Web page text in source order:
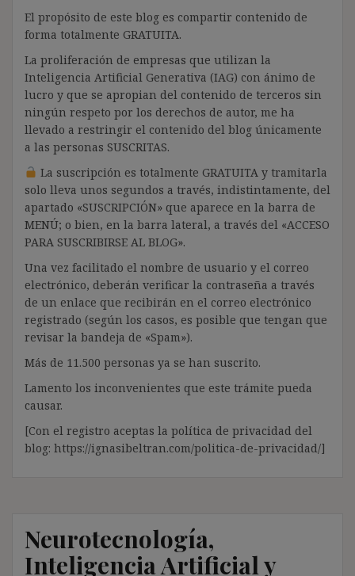
El propósito de este blog es compartir contenido de
forma totalmente GRATUITA.
La proliferación de empresas que utilizan la
Inteligencia Artificial Generativa (IAG) con ánimo de
lucro y que se apropian del contenido de terceros sin
ningún respeto por los derechos de autor, me ha
llevado a restringir el contenido del blog únicamente
a las personas SUSCRITAS.
La suscripción es totalmente GRATUITA y tramitarla
solo lleva unos segundos a través, indistintamente, del
apartado «SUSCRIPCIÓN» que aparece en la barra de
MENÚ; o bien, en la barra lateral, a través del «ACCESO
PARA SUSCRIBIRSE AL BLOG».
Una vez facilitado el nombre de usuario y el correo
electrónico, deberán verificar la contraseña a través
de un enlace que recibirán en el correo electrónico
registrado (según los casos, es posible que tengan que
revisar la bandeja de «Spam»).
Más de 11.500 personas ya se han suscrito.
Lamento los inconvenientes que este trámite pueda
causar.
[Con el registro aceptas la política de privacidad del
blog: https://ignasibeltran.com/politica-de-privacidad/]
Neurotecnología,
Inteligencia Artificial y